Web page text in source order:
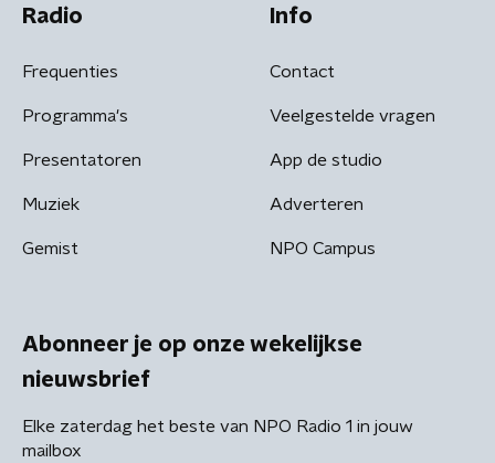
Radio
Frequenties
Programma's
Presentatoren
Muziek
Gemist
Info
Contact
Veelgestelde vragen
App de studio
Adverteren
NPO Campus
Abonneer je op onze wekelijkse
nieuwsbrief
Elke zaterdag het beste van NPO Radio 1 in jouw
mailbox